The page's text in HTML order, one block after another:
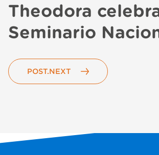
Theodora
Seminario
POST.NEXT